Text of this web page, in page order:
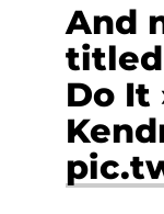
And
titled
Do It